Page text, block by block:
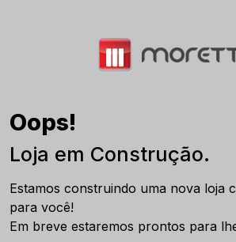
Oops!
Loja em Construção.
Estamos construindo uma nova loja
para você!
Em breve estaremos prontos para